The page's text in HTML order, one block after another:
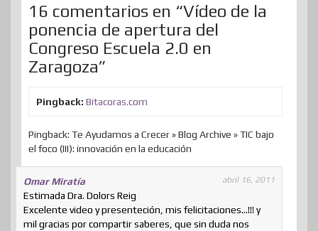
r
16 comentarios en “Vídeo de la
ponencia de apertura del
Congreso Escuela 2.0 en
Zaragoza”
Pingback: Bitacoras.com
Pingback: Te Ayudamos a Crecer » Blog Archive » TIC bajo
el foco (III): innovación en la educación
Omar Miratía abril 16, 2011
Estimada Dra. Dolors Reig
Excelente video y presenteción, mis felicitaciones…!!! y
mil gracias por compartir saberes, que sin duda nos